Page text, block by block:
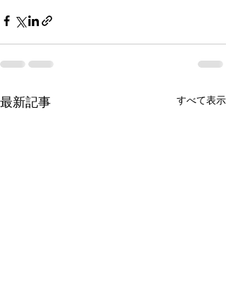
最新記事 すべて表示